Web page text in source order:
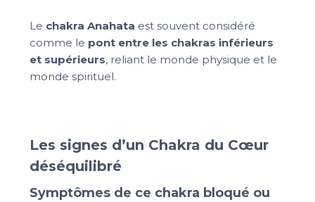
Le chakra Anahata est souvent considéré
comme le pont entre les chakras inférieurs
et supérieurs, reliant le monde physique et le
monde spirituel.
Les signes d’un Chakra du Cœur
déséquilibré
Symptômes de ce chakra bloqué ou